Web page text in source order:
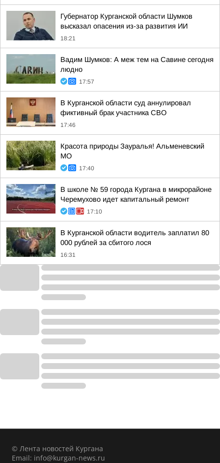
Губернатор Курганской области Шумков
высказал опасения из-за развития ИИ
18:21
Вадим Шумков: А меж тем на Савине сегодня
людно
17:57
В Курганской области суд аннулировал
фиктивный брак участника СВО
17:46
Красота природы Зауралья! Альменевский
МО
17:40
В школе № 59 города Кургана в микрорайоне
Черемухово идет капитальный ремонт
17:10
В Курганской области водитель заплатил 80
000 рублей за сбитого лося
16:31
© Лента новостей Кургана
Email: info@kurgan-news.ru